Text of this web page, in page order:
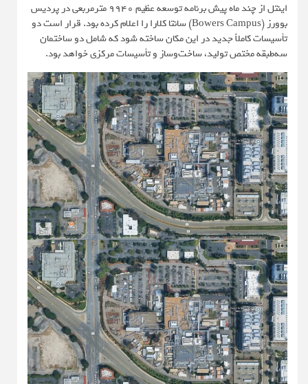
اینتل از چند ماه پیش برنامه توسعه‌ عظیم ۹۹۴۰ مترمربعی در پردیس
بوورز (Bowers Campus) سانتا کلارا را اعلام کرده بود. قرار است دو
تأسیسات کاملاً جدید در این مکان ساخته شود که شامل دو ساختمان
سه‌طبقه مختص تولید، ساخت‌وساز و تأسیسات مرکزی خواهد بود.